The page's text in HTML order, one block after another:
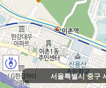
서울특별시 중구